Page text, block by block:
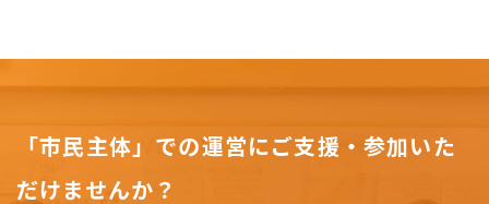
「市民主体」での運営にご支援・参加いた
だけませんか？